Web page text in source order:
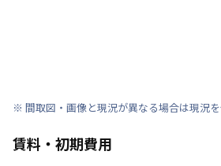
※ 間取図・画像と現況が異なる場合は現況を
賃料・初期費用